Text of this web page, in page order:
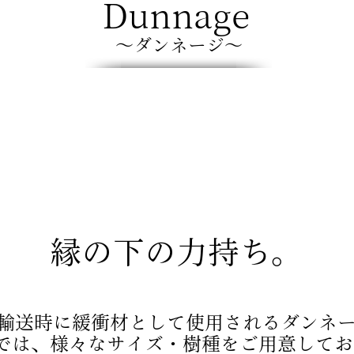
Dunnage
～ダンネージ～
縁の下の力持ち。
送時に緩衝材として使用されるダンネー
は、様々なサイズ・樹種をご用意してお